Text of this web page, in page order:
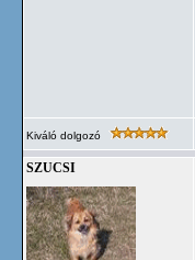
Kiváló dolgozó
SZUCSI